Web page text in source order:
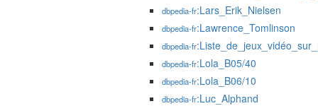
dbpedia-fr:Lars_Erik_Nielsen
dbpedia-fr:Lawrence_Tomlinson
dbpedia-fr
dbpedia-fr:Lola_B05/40
dbpedia-fr:Lola_B06/10
dbpedia-fr:Luc_Alphand